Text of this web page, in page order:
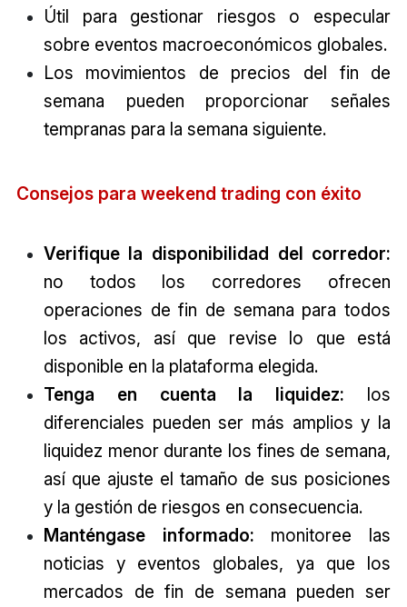
Útil para gestionar riesgos o especular
sobre eventos macroeconómicos globales.
Los movimientos de precios del fin de
semana pueden proporcionar señales
tempranas para la semana siguiente.
Consejos para weekend trading con éxito
Verifique la disponibilidad del corredor:
no todos los corredores ofrecen
operaciones de fin de semana para todos
los activos, así que revise lo que está
disponible en la plataforma elegida.
Tenga en cuenta la liquidez: los
diferenciales pueden ser más amplios y la
liquidez menor durante los fines de semana,
así que ajuste el tamaño de sus posiciones
y la gestión de riesgos en consecuencia.
Manténgase informado: monitoree las
noticias y eventos globales, ya que los
mercados de fin de semana pueden ser